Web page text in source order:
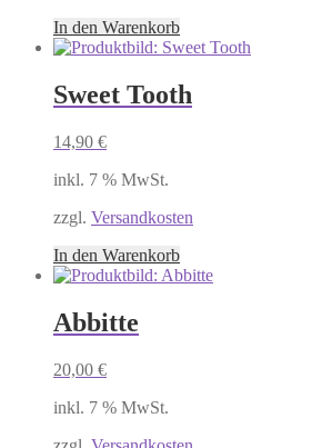
In den Warenkorb
Sweet Tooth
14,90 €
inkl. 7 % MwSt.
zzgl. Versandkosten
In den Warenkorb
Abbitte
20,00 €
inkl. 7 % MwSt.